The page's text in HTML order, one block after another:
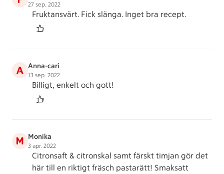
27 sep. 2022
Fruktansvärt. Fick slänga. Inget bra recept.
A Anna-cari
13 sep. 2022
Billigt, enkelt och gott!
M Monika
3 apr. 2022
Citronsaft & citronskal samt färskt timjan gör det
här till en riktigt fräsch pastarätt! Smaksatt